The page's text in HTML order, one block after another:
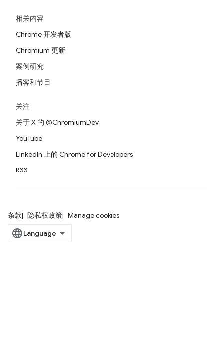
相关内容
Chrome 开发者版
Chromium 更新
案例研究
播客和节目
关注
关于 X 的 @ChromiumDev
YouTube
LinkedIn 上的 Chrome for Developers
RSS
条款 隐私权政策 Manage cookies